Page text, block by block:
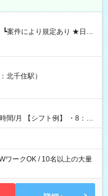
に現金GET♪ お仕事後はコ
【試用期間】試
北千住駅）
・8：00
ワークOK / 10名以上の大量